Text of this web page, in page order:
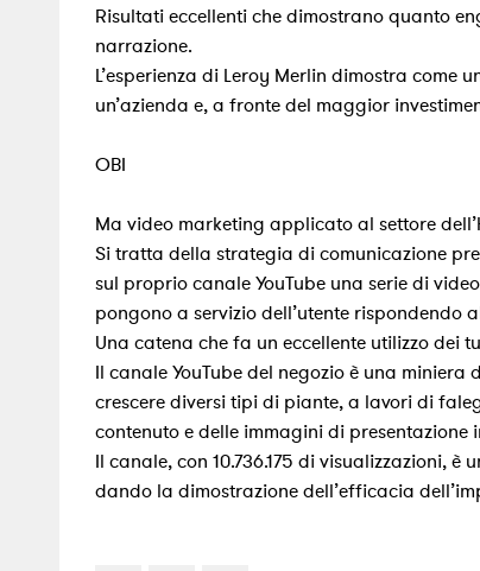
Risultati eccellenti che dimostrano quanto
narrazione.
L’esperienza di Leroy Merlin dimostra
un’azienda e, a fronte del maggior
OBI
Ma video marketing applicato al settore
Si tratta della strategia di comunicazione
sul proprio canale YouTube una serie di
pongono a servizio dell’utente rispondendo
Una catena che fa un eccellente utilizzo dei
Il canale YouTube del negozio è una
crescere diversi tipi di piante, a lavori di
contenuto e delle immagini di presentazione
Il canale, con 10.736.175 di visualizzazioni,
dando la dimostrazione dell’efficacia